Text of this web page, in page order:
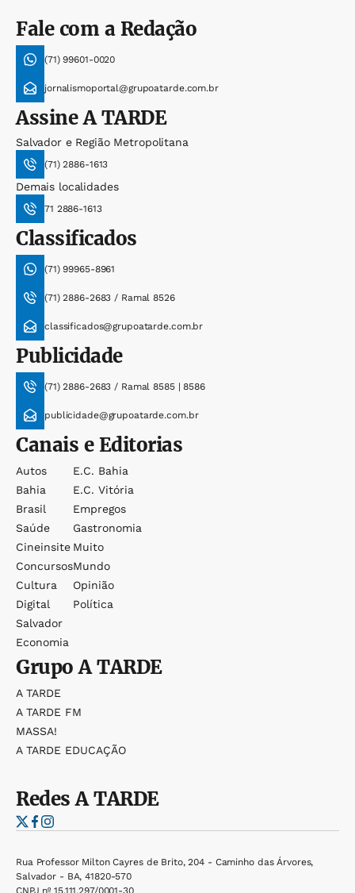
Fale com a Redação
(71) 99601-0020
jornalismoportal@grupoatarde.com.br
AssineA TARDE
Salvador e Região Metropolitana
(71) 2886-1613
Demais localidades
71 2886-1613
Classificados
(71) 99965-8961
(71) 2886-2683 / Ramal 8526
classificados@grupoatarde.com.br
Publicidade
(71) 2886-2683 / Ramal 8585 | 8586
publicidade@grupoatarde.com.br
Canais e Editorias
Autos
Bahia
Brasil
Saúde
Cineinsite
Concursos
Cultura
Digital
Salvador
Economia
E.c. Bahia
E.c. Vitória
Empregos
Gastronomia
Muito
Mundo
Opinião
Política
GrupoA TARDE
A TARDE
A TARDE FM
MASSA!
A TARDE EDUCAÇÃO
RedesA TARDE
Rua Professor Milton Cayres de Brito, 204 - Caminho das Árvores,
Salvador - BA, 41820-570
CNPJ nº 15.111.297/0001-30